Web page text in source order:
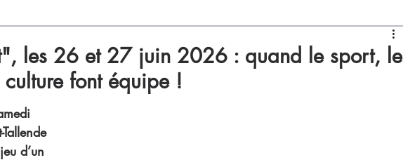
A la une
les 26 et 27 juin 2026 : quand le sport, le
font équipe !
d’un